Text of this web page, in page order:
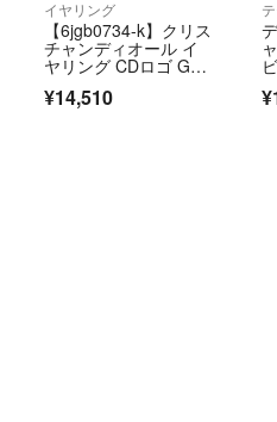
まえお取引いただけますようお願いい
イヤリング
【6jgb0734-k】クリス
チャンディオール イ
ヤリング CDロゴ GP
古】レディース
¥14,510